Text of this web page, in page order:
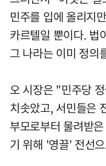
민주를 입에 올리지
카르텔일 뿐이다. 법
그 나라는 이미 정의
오 시장은 "민주당
치솟았고, 서민들은
부모로부터 물려받
기 위해 '영끌' 전선